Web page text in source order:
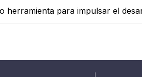
herramienta para impulsar el